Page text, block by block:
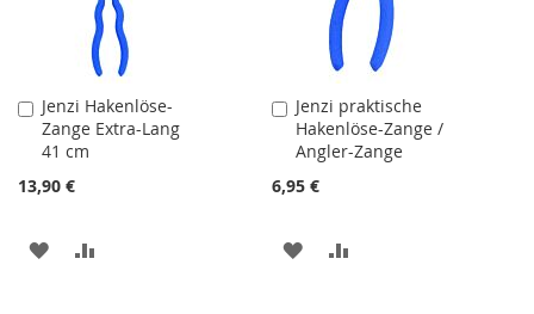
Jenzi Hakenlöse-
Zange Extra-Lang
41 cm
13,90 €
In
den
Warenkorb
ZUR
Jenzi praktische
Hakenlöse-Zange /
Angler-Zange
6,95 €
In
den
Warenkorb
ZUR